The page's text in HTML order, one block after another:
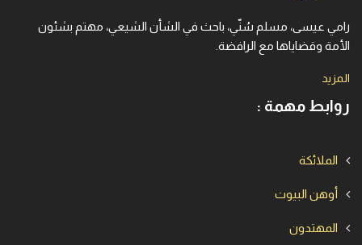
رامي عيسى، مسلم سُنّي، باحث في الشأن الشيعي، مهتم بشئون
الأمة وقضاياها مع الرافضة.
المزيد
روابط مهمة :
الملائكة
أوهن البيوت
المهتدون